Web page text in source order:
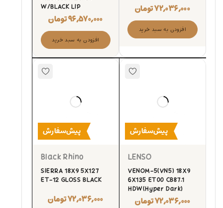
۷۲,۰۳۶,۰۰۰تومان
افزودن به سبد خرید
W/BLACK LIP
۹۶,۵۷۰,۰۰۰تومان
افزودن به سبد خرید
پیش‌سفارش
LENSO
VENOM-5(VN5) 18X9
6X135 ET00 CB87.1
HDW(Hyper Dark)
۷۲,۰۳۶,۰۰۰تومان
پیش‌سفارش
Black Rhino
SIERRA 18X9 5X127
ET-12 GLOSS BLACK
۷۲,۰۳۶,۰۰۰تومان